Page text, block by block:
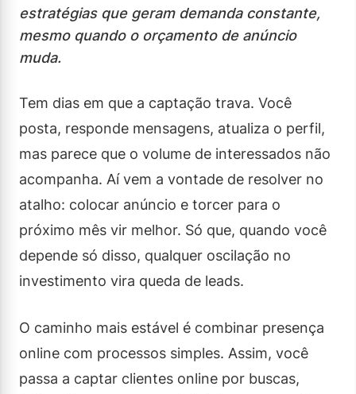
estratégias que geram demanda constante,
mesmo quando o orçamento de anúncio
muda.
Tem dias em que a captação trava. Você
posta, responde mensagens, atualiza o perfil,
mas parece que o volume de interessados não
acompanha. Aí vem a vontade de resolver no
atalho: colocar anúncio e torcer para o
próximo mês vir melhor. Só que, quando você
depende só disso, qualquer oscilação no
investimento vira queda de leads.
O caminho mais estável é combinar presença
online com processos simples. Assim, você
passa a captar clientes online por buscas,